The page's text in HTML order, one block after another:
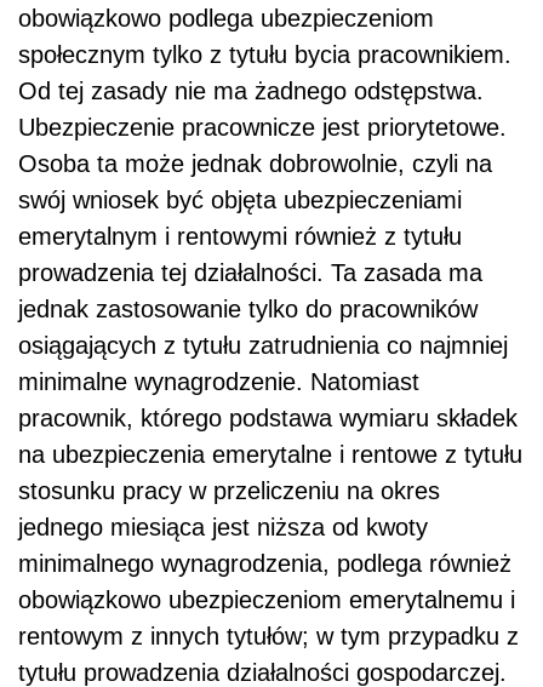
obowiązkowo podlega ubezpieczeniom
społecznym tylko z tytułu bycia pracownikiem.
Od tej zasady nie ma żadnego odstępstwa.
Ubezpieczenie pracownicze jest priorytetowe.
Osoba ta może jednak dobrowolnie, czyli na
swój wniosek być objęta ubezpieczeniami
emerytalnym i rentowymi również z tytułu
prowadzenia tej działalności. Ta zasada ma
jednak zastosowanie tylko do pracowników
osiągających z tytułu zatrudnienia co najmniej
minimalne wynagrodzenie. Natomiast
pracownik, którego podstawa wymiaru składek
na ubezpieczenia emerytalne i rentowe z tytułu
stosunku pracy w przeliczeniu na okres
jednego miesiąca jest niższa od kwoty
minimalnego wynagrodzenia, podlega również
obowiązkowo ubezpieczeniom emerytalnemu i
rentowym z innych tytułów; w tym przypadku z
tytułu prowadzenia działalności gospodarczej.